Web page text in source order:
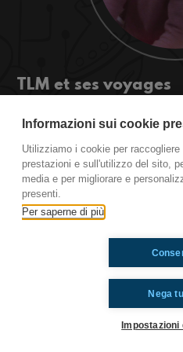
TLM et ses voyages
voyages mentaux sur les
conseils des
Ti è piaciuto? Condividilo!
Informazioni sui cookie
Utilizziamo i cookie per
prestazioni e sull'utilizzo del sito,
media e per migliorare e
presenti.
Per saperne di più
Nega
Impostazioni